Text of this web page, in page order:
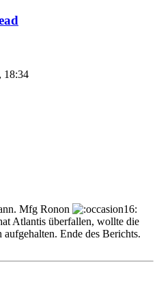
18:34
Mfg Ronon
Atlantis überfallen, wollte die
Ende des Berichts.